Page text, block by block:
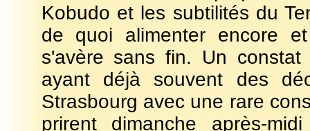
Kobudo et les subtilités du
de quoi alimenter encore
s'avère sans fin. Un constat
ayant déjà souvent des
Strasbourg avec une rare
prirent dimanche après-